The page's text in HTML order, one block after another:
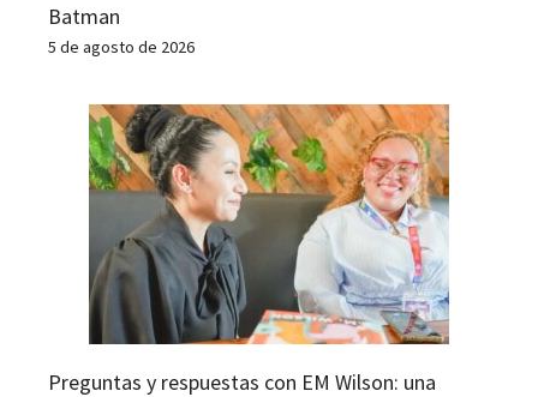
Batman
5 de agosto de 2026
Preguntas y respuestas con EM Wilson: una